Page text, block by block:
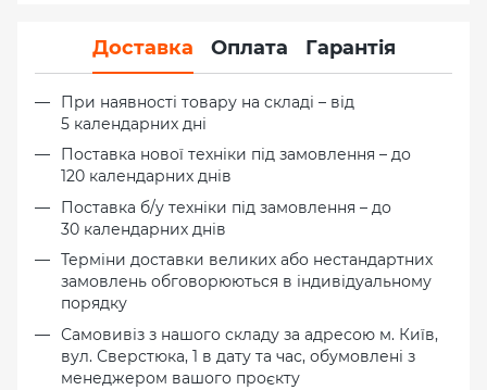
Доставка Оплата Гарантія
При наявності товару на складі – від
5 календарних дні
Поставка нової техніки під замовлення – до
120 календарних днів
Поставка б/у техніки під замовлення – до
30 календарних днів
Терміни доставки великих або нестандартних
замовлень обговорюються в індивідуальному
порядку
Самовивіз з нашого складу за адресою м. Київ,
вул. Сверстюка, 1 в дату та час, обумовлені з
менеджером вашого проєкту